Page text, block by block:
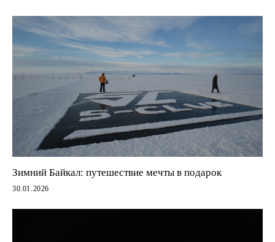
Зимний Байкал: путешествие мечты в подарок
30.01.2026